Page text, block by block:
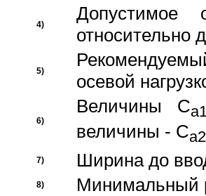
4)
Допустимое
относительно
5)
осевой
6)
Величины C
величины - Ca2
7) Ширина до
8) Минимальный